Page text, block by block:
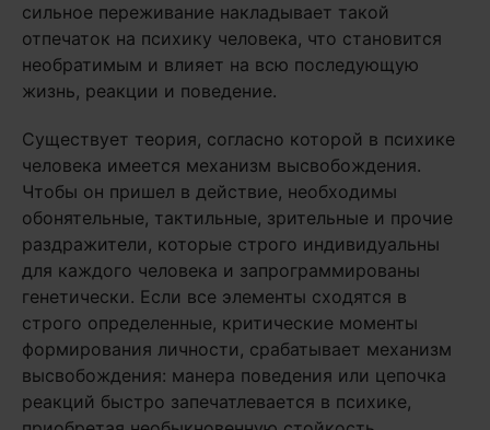
сильное переживание накладывает такой
отпечаток на психику человека, что становится
необратимым и влияет на всю последующую
жизнь, реакции и поведение.
Существует теория, согласно которой в психике
человека имеется механизм высвобождения.
Чтобы он пришел в действие, необходимы
обонятельные, тактильные, зрительные и прочие
раздражители, которые строго индивидуальны
для каждого человека и запрограммированы
генетически. Если все элементы сходятся в
строго определенные, критические моменты
формирования личности, срабатывает механизм
высвобождения: манера поведения или цепочка
реакций быстро запечатлевается в психике,